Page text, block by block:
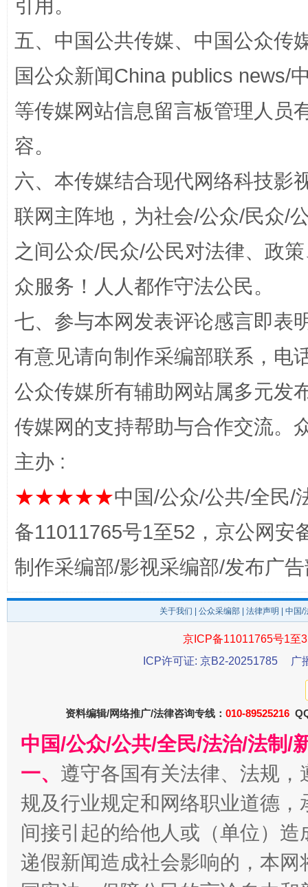
千年窑火 生生不息 一
揭开“小金库”的免责幌子
全民健身五年计划来了！等你上场
引用。
五、中国公共传媒、中国公众传
国公众新闻China publics news/
等传媒网站信息留言板管理人员
容。
六、本传媒结合现代网络科技影
联网主阵地，为社会/公众/民众/
之间公众/民众/公民对法律、政
众服务！人人都作守法公民。
七、参与本网发表评论感言即表
有意见请向制作采编部联系，电
公众传媒所有辅助网站属多元发
传媒网的支持帮助与合作交流。
主办 :
★★★★★中国/公众/公共/全民/
备11011765号1至52，京公网安
制作采编部/影视采编部/发布广
关于我们 公众采编部 法律声明 | 中国
京ICP备11011765号1至
ICP许可证: 京B2-20251785
广
资料编辑/网络推广/法律咨询专线： 010-89525216
中国/公众/公共/全民/法治/法制/
一、 遵守各国有关法律、法规
规及行业规定和网络职业道德
间接引起的给他人或（单位）
递假新闻造成社会影响的，本